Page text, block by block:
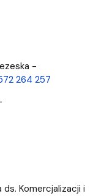
-
264 257
Komercjalizacji i